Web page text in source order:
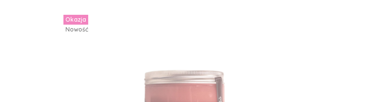
Okazja
Nowość